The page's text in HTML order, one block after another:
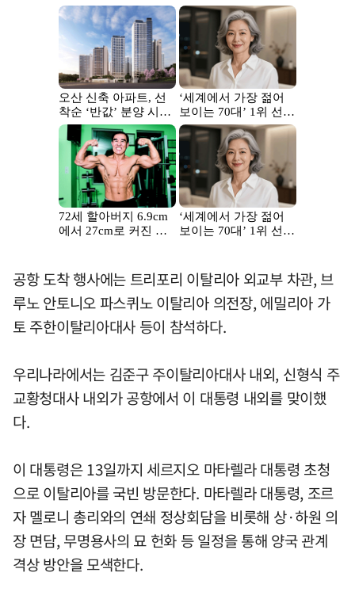
공항 도착 행사에는 트리포리 이탈리아 외교부 차관, 브
루노 안토니오 파스퀴노 이탈리아 의전장, 에밀리아 가
토 주한이탈리아대사 등이 참석하다.
우리나라에서는 김준구 주이탈리아대사 내외, 신형식 주
교황청대사 내외가 공항에서 이 대통령 내외를 맞이했
다.
이 대통령은 13일까지 세르지오 마타렐라 대통령 초청
으로 이탈리아를 국빈 방문한다. 마타렐라 대통령, 조르
자 멜로니 총리와의 연쇄 정상회담을 비롯해 상·하원 의
장 면담, 무명용사의 묘 헌화 등 일정을 통해 양국 관계
격상 방안을 모색한다.